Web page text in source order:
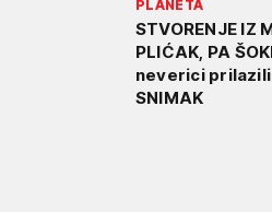
PLANETA
STVORENJE IZ
PLIĆAK, PA
neverici
SNIMAK